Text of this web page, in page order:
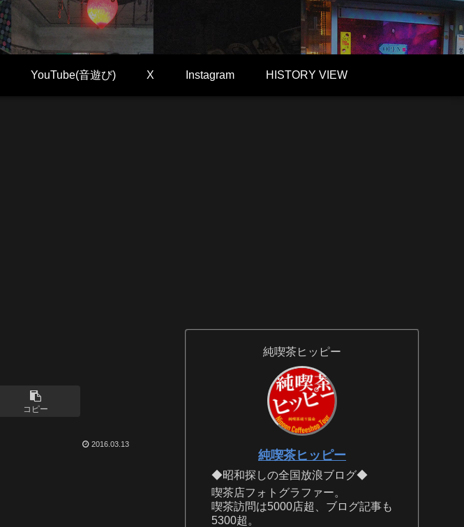
YouTube(音遊び) X Instagram HISTORY VIEW
コピー
2016.03.13
純喫茶ヒッピー
純喫茶ヒッピー
◆昭和探しの全国放浪ブログ◆
喫茶店フォトグラファー。
喫茶訪問は5000店超、ブログ記事も
5300超。